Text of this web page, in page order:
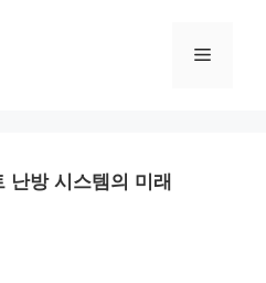
메
난방 시스템의 미래